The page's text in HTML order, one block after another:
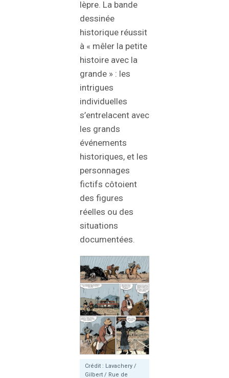
lèpre. La bande
dessinée
historique réussit
à « mêler la petite
histoire avec la
grande » : les
intrigues
individuelles
s’entrelacent avec
les grands
événements
historiques, et les
personnages
fictifs côtoient
des figures
réelles ou des
situations
documentées.
Crédit : Lavachery /
Gilbert / Rue de